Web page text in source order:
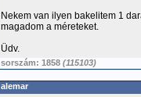
Nekem van ilyen bakelitem 1
magadom a méreteket.
Üdv.
sorszám: 1858 (115103)
alemar